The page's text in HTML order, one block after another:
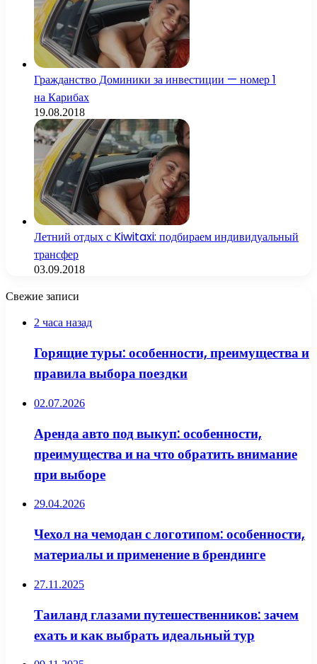
Гражданство Доминики за инвестиции — номер 1
на Карибах
19.08.2018
Летний отдых с Kiwitaxi: подбираем индивидуальный
трансфер
03.09.2018
Свежие записи
2 часа назад
Горящие туры: особенности, преимущества и
правила выбора поездки
02.07.2026
Аренда авто под выкуп: особенности,
преимущества и на что обратить внимание
при выборе
29.04.2026
Чехол на чемодан с логотипом: особенности,
материалы и применение в брендинге
27.11.2025
Таиланд глазами путешественников: зачем
ехать и как выбрать идеальный тур